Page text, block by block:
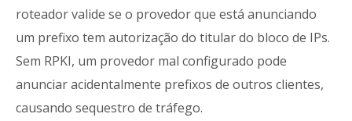
roteador valide se o provedor que está anunciando
um prefixo tem autorização do titular do bloco de IPs.
Sem RPKI, um provedor mal configurado pode
anunciar acidentalmente prefixos de outros clientes,
causando sequestro de tráfego.